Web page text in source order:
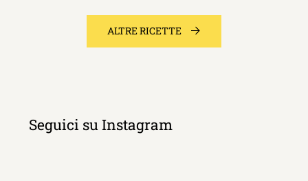
ALTRE RICETTE
Seguici su Instagram